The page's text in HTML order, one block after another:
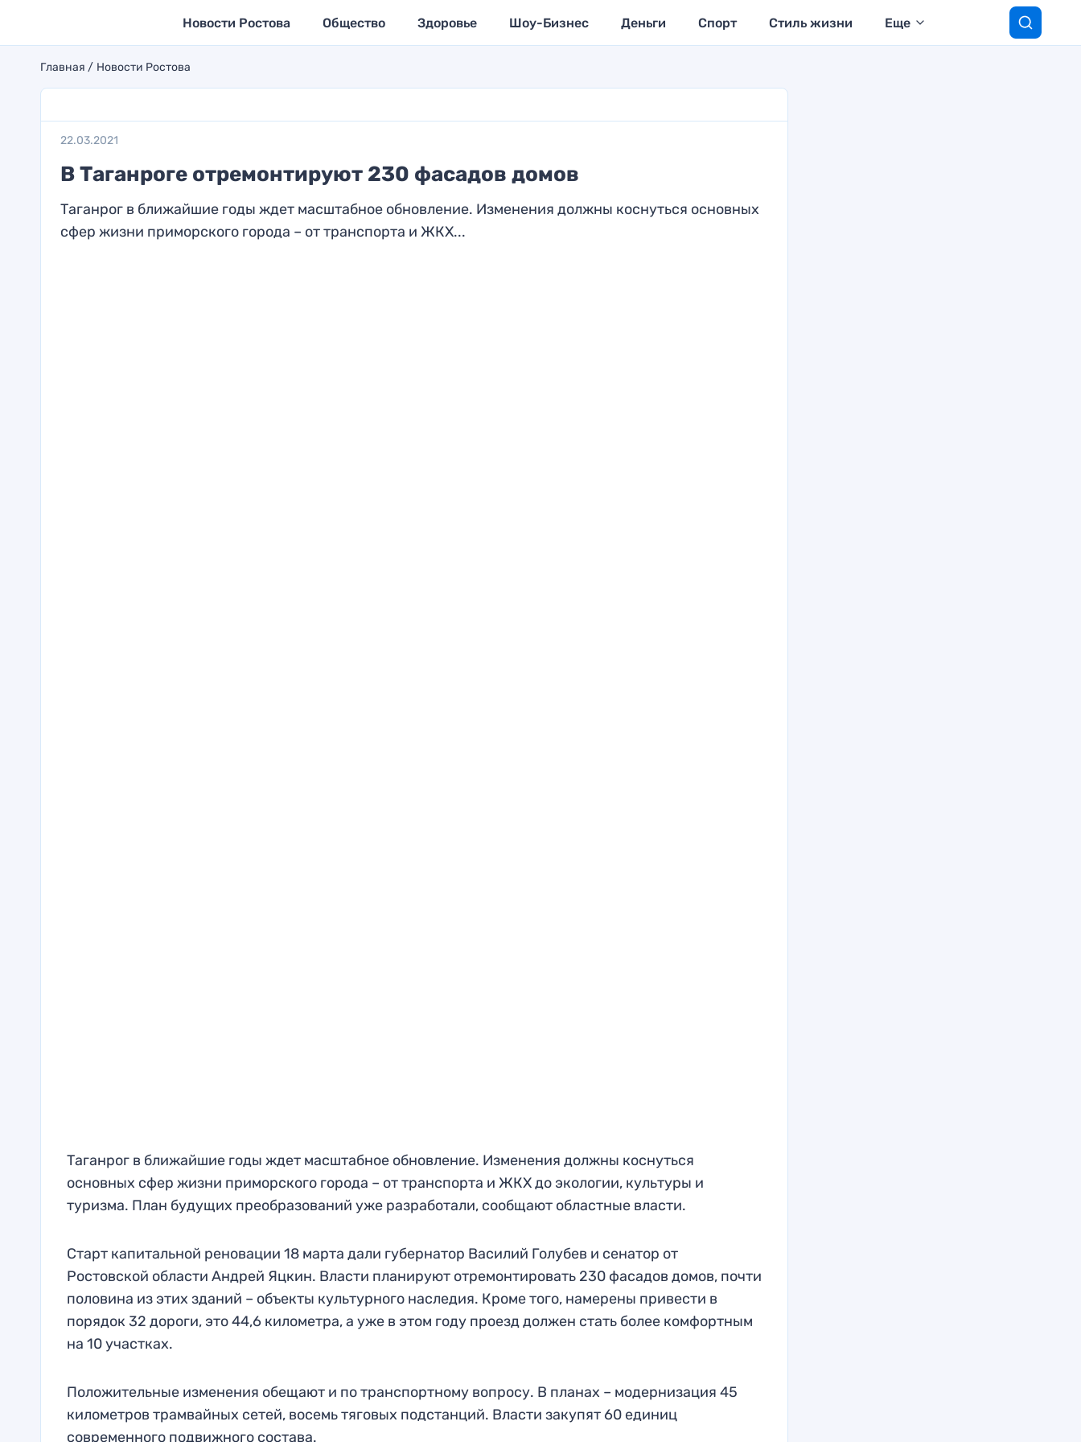
Новости Ростова Общество Здоровье Шоу-Бизнес Деньги Спорт Стиль жизни Еще
Главная Новости Ростова
22.03.2021
В Таганроге отремонтируют 230 фасадов домов
Таганрог в ближайшие годы ждет масштабное обновление. Изменения должны коснуться основных
сфер жизни приморского города – от транспорта и ЖКХ...
Таганрог в ближайшие годы ждет масштабное обновление. Изменения должны коснуться
основных сфер жизни приморского города – от транспорта и ЖКХ до экологии, культуры и
туризма. План будущих преобразований уже разработали, сообщают областные власти.
Старт капитальной реновации 18 марта дали губернатор Василий Голубев и сенатор от
Ростовской области Андрей Яцкин. Власти планируют отремонтировать 230 фасадов домов, почти
половина из этих зданий – объекты культурного наследия. Кроме того, намерены привести в
порядок 32 дороги, это 44,6 километра, а уже в этом году проезд должен стать более комфортным
на 10 участках.
Положительные изменения обещают и по транспортному вопросу. В планах – модернизация 45
километров трамвайных сетей, восемь тяговых подстанций. Власти закупят 60 единиц
современного подвижного состава.